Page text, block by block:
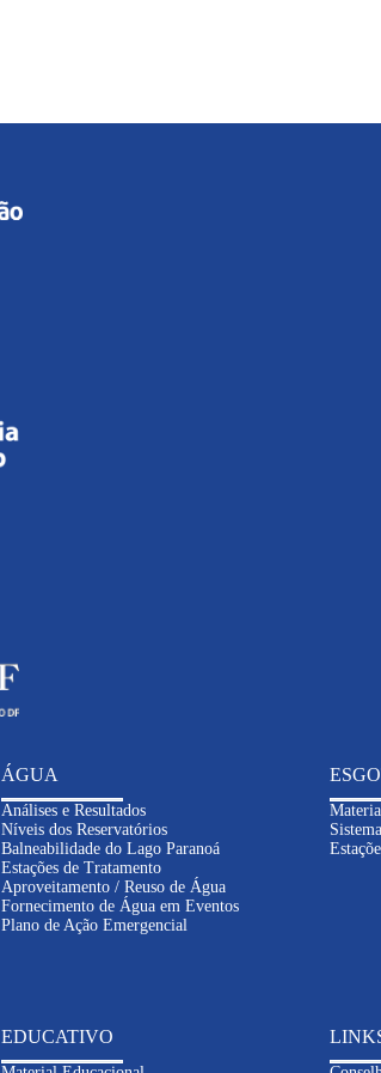
ÁGUA
Análises e Resultados
Níveis dos Reservatórios
Balneabilidade do Lago Paranoá
Estações de Tratamento
Aproveitamento / Reuso de Água
Fornecimento de Água em Eventos
Plano de Ação Emergencial
EDUCATIVO